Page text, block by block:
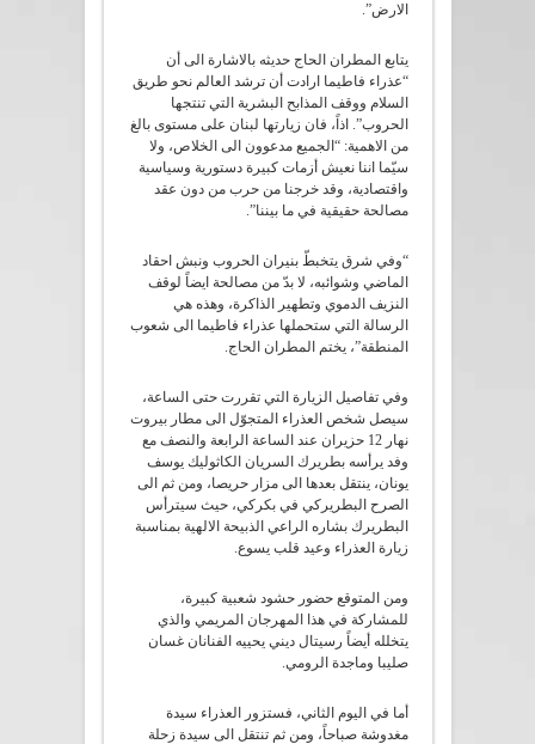
الارض”.
يتابع المطران الحاج حديثه بالاشارة الى أن
“عذراء فاطيما ارادت أن ترشد العالم نحو طريق
السلام ووقف المذابح البشرية التي تنتجها
الحروب”. اذاً، فان زيارتها لبنان على مستوى بالغ
من الاهمية: “الجميع مدعوون الى الخلاص، ولا
سيّما اننا نعيش أزمات كبيرة دستورية وسياسية
واقتصادية، وقد خرجنا من حرب من دون عقد
مصالحة حقيقية في ما بيننا”.
“وفي شرق يتخبطّ بنيران الحروب ونبش احقاد
الماضي وشوائبه، لا بدّ من مصالحة ايضاً لوقف
النزيف الدموي وتطهير الذاكرة، وهذه هي
الرسالة التي ستحملها عذراء فاطيما الى شعوب
المنطقة”، يختم المطران الحاج.
وفي تفاصيل الزيارة التي تقررت حتى الساعة،
سيصل شخص العذراء المتجوّل الى مطار بيروت
نهار 12 حزيران عند الساعة الرابعة والنصف مع
وفد يرأسه بطريرك السريان الكاثوليك يوسف
يونان، ينتقل بعدها الى مزار حريصا، ومن ثم الى
الصرح البطريركي في بكركي، حيث سيترأس
البطريرك بشاره الراعي الذبيحة الالهية بمناسبة
زيارة العذراء وعيد قلب يسوع.
ومن المتوقع حضور حشود شعبية كبيرة،
للمشاركة في هذا المهرجان المريمي والذي
يتخلله أيضاً رسيتال ديني يحييه الفنانان غسان
صليبا وماجدة الرومي.
أما في اليوم الثاني، فستزور العذراء سيدة
مغدوشة صباحاً، ومن ثم تنتقل الى سيدة زحلة